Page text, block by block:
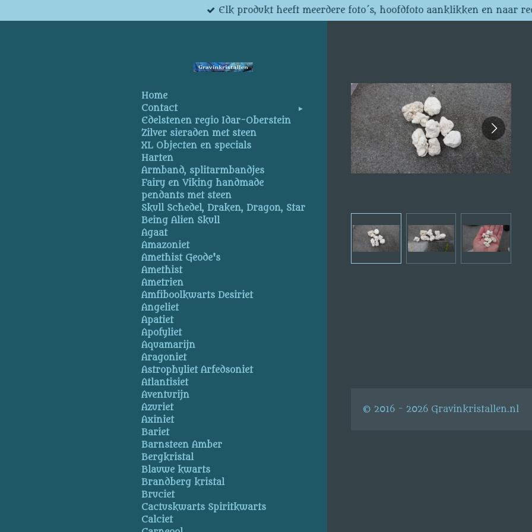
direct
Elk produkt heeft meerdere foto´s, hoofdfoto aanklikken en naar
© 2016 - 2026 Gravinkristallen.nl
Home
Contact
Edelstenen regio Idar-Oberstein
Zilver sieraden met steen
XL Objecten en specials
Harten
Armband, splitarmbandjes
Fairy en Viking handmade
pendants met steen
Skull Schedel, Draken, Dragon, Star
Being Alien Skull
Agaat
Amazoniet
Amethist Geode's
Amethist
Ametrien
Amfiboolkwarts Desiriet
Angeliet
Apatiet
Apofyliet
Aquamarijn
Aragoniet
Astrophyliet Arfedsoniet
Atlantisiet
Aventurijn
Azuriet
Axiniet
Bariet
Barnsteen Amber
Bergkristal
Blauwe kwarts
Brandberg kristal
Bruciet
Cactuskwarts Spiritkwarts
Calciet